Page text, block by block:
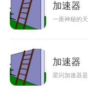
加速器
一座神秘的
加速器
星闪加速器